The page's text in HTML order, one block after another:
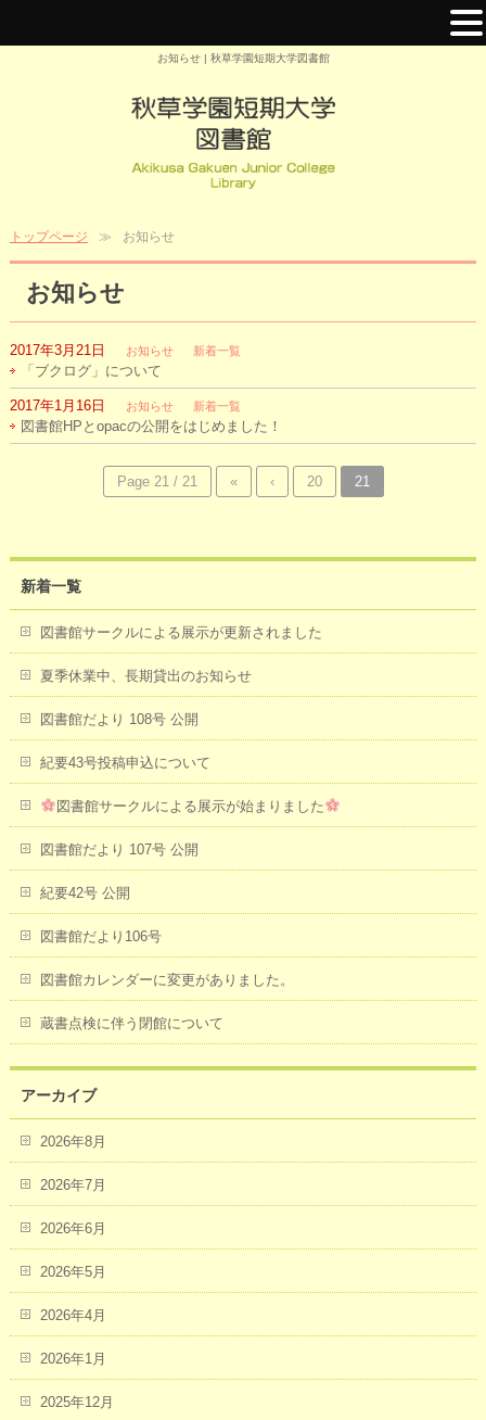
お知らせ | 秋草学園短期大学図書館
トップページ お知らせ
お知らせ
2017年3月21日 お知らせ 新着一覧
「ブクログ」について
2017年1月16日 お知らせ 新着一覧
図書館HPとopacの公開をはじめました！
Page 21 / 21 « ‹ 20 21
新着一覧
図書館サークルによる展示が更新されました
夏季休業中、長期貸出のお知らせ
図書館だより 108号 公開
紀要43号投稿申込について
図書館サークルによる展示が始まりました
図書館だより 107号 公開
紀要42号 公開
図書館だより106号
図書館カレンダーに変更がありました。
蔵書点検に伴う閉館について
アーカイブ
2026年8月
2026年7月
2026年6月
2026年5月
2026年4月
2026年1月
2025年12月